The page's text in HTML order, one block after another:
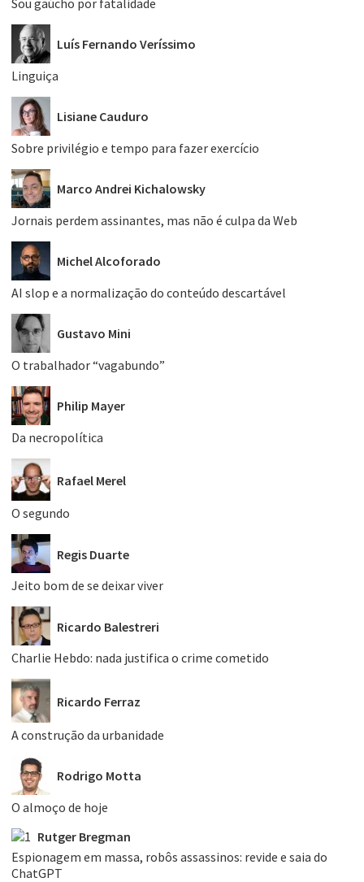
Sou gaúcho por fatalidade
Luís Fernando Veríssimo
Linguiça
Lisiane Cauduro
Sobre privilégio e tempo para fazer exercício
Marco Andrei Kichalowsky
Jornais perdem assinantes, mas não é culpa da Web
Michel Alcoforado
AI slop e a normalização do conteúdo descartável
Gustavo Mini
O trabalhador “vagabundo”
Philip Mayer
Da necropolítica
Rafael Merel
O segundo
Regis Duarte
Jeito bom de se deixar viver
Ricardo Balestreri
Charlie Hebdo: nada justifica o crime cometido
Ricardo Ferraz
A construção da urbanidade
Rodrigo Motta
O almoço de hoje
Rutger Bregman
Espionagem em massa, robôs assassinos: revide e saia do
ChatGPT